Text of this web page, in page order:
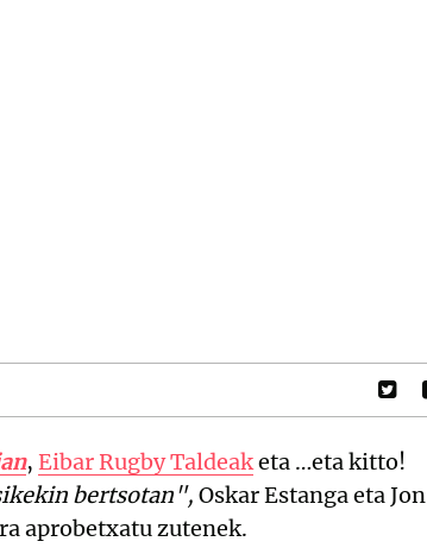
, Eibar Rugby Taldeaketa …eta kitto!
bertsotan", Oskar Estanga eta Jon
aprobetxatu zutenek.